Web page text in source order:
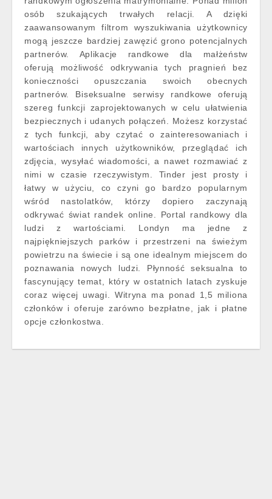
osób szukających trwałych relacji. A dzięki
zaawansowanym filtrom wyszukiwania użytkownicy
mogą jeszcze bardziej zawęzić grono potencjalnych
partnerów. Aplikacje randkowe dla małżeństw
oferują możliwość odkrywania tych pragnień bez
konieczności opuszczania swoich obecnych
partnerów. Biseksualne serwisy randkowe oferują
szereg funkcji zaprojektowanych w celu ułatwienia
bezpiecznych i udanych połączeń. Możesz korzystać
z tych funkcji, aby czytać o zainteresowaniach i
wartościach innych użytkowników, przeglądać ich
zdjęcia, wysyłać wiadomości, a nawet rozmawiać z
nimi w czasie rzeczywistym. Tinder jest prosty i
łatwy w użyciu, co czyni go bardzo popularnym
wśród nastolatków, którzy dopiero zaczynają
odkrywać świat randek online. Portal randkowy dla
ludzi z wartościami. Londyn ma jedne z
najpiękniejszych parków i przestrzeni na świeżym
powietrzu na świecie i są one idealnym miejscem do
poznawania nowych ludzi. Płynność seksualna to
fascynujący temat, który w ostatnich latach zyskuje
coraz więcej uwagi. Witryna ma ponad 1,5 miliona
członków i oferuje zarówno bezpłatne, jak i płatne
opcje członkostwa.